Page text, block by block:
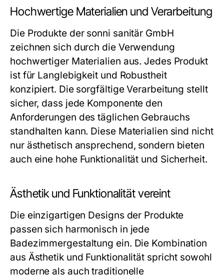
Hochwertige Materialien und Verarbeitung
Die Produkte der sonni sanitär GmbH
zeichnen sich durch die Verwendung
hochwertiger Materialien aus. Jedes Produkt
ist für Langlebigkeit und Robustheit
konzipiert. Die sorgfältige Verarbeitung stellt
sicher, dass jede Komponente den
Anforderungen des täglichen Gebrauchs
standhalten kann. Diese Materialien sind nicht
nur ästhetisch ansprechend, sondern bieten
auch eine hohe Funktionalität und Sicherheit.
Ästhetik und Funktionalität vereint
Die einzigartigen Designs der Produkte
passen sich harmonisch in jede
Badezimmergestaltung ein. Die Kombination
aus Ästhetik und Funktionalität spricht sowohl
moderne als auch traditionelle